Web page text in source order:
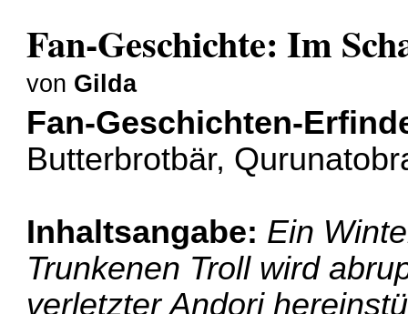
Fan-Geschichte: Im
von Gilda
Fan-Geschichten-
Butterbrotbär,
Inhaltsangabe: Ein
Trunkenen Troll wird
verletzter Andori